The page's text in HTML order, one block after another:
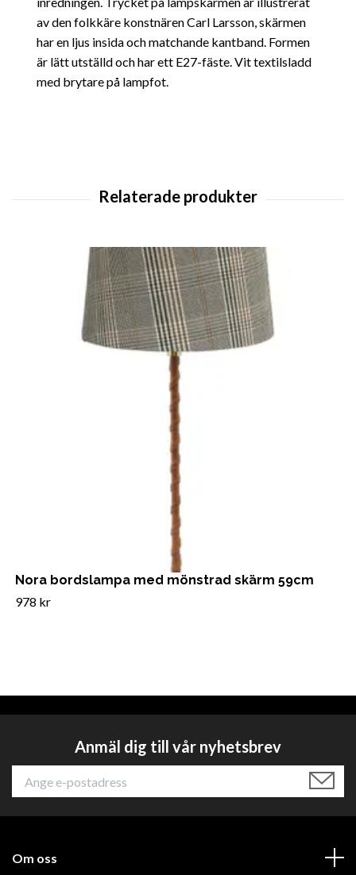
av den folkkäre konstnären Carl Larsson, skärmen
har en ljus insida och matchande kantband. Formen
är lätt utställd och har ett E27-fäste. Vit textilsladd
med brytare på lampfot.
Nora bordslampa med mönstrad skärm 59cm
978 kr
Anmäl dig till vår nyhetsbrev
Om oss